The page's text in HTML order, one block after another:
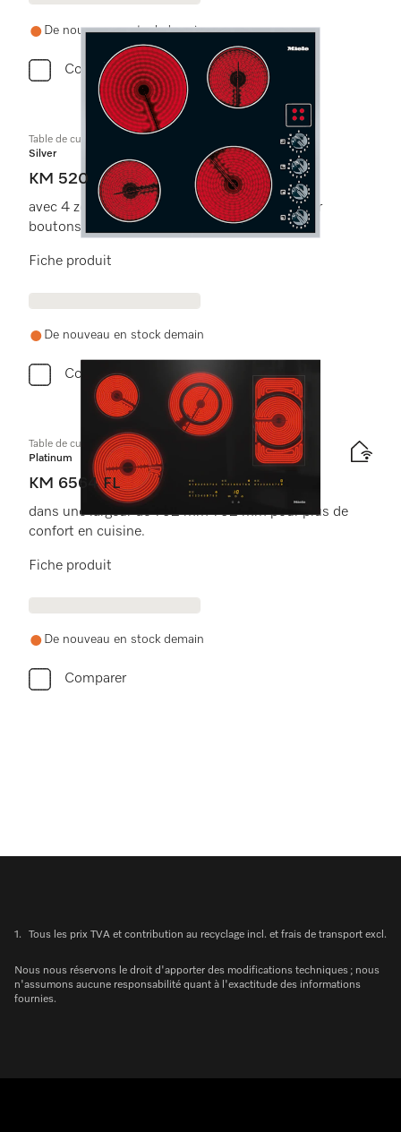
De nouveau en stock demain
Comparer
Table de cuisson vitrocéramique
Silver
KM 520
avec 4 zones de cuisson et une commande par
boutons pour une confort maximal
Fiche produit
De nouveau en stock demain
Comparer
Table de cuisson vitrocéramique
Platinum
KM 6564 FL
dans une largeur de 792 mm 792 mm pour plus de
confort en cuisine.
Fiche produit
De nouveau en stock demain
Comparer
1. Tous les prix TVA et contribution au recyclage incl. et frais de transport excl.
Nous nous réservons le droit d'apporter des modifications techniques ; nous
n'assumons aucune responsabilité quant à l'exactitude des informations
fournies.